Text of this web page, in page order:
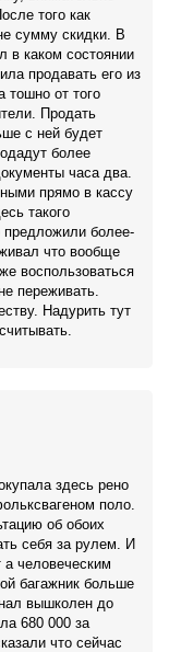
того как
сумму скидки. В
в каком состоянии
продавать его из
тошно от того
Продать
с ней будет
более
часа два.
прямо в кассу
такого
предложили более-
что вообще
воспользоваться
переживать.
Надурить тут
здесь рено
поло.
об обоих
себя за рулем. И
а человеческим
багажник больше
вышколен до
680 000 за
что сейчас